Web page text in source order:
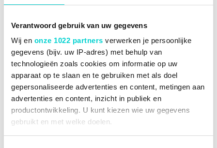
Verantwoord gebruik van uw gegevens
Wij en onze 1022 partners verwerken je persoonlijke
gegevens (bijv. uw IP-adres) met behulp van
technologieën zoals cookies om informatie op uw
apparaat op te slaan en te gebruiken met als doel
gepersonaliseerde advertenties en content, metingen aan
advertenties en content, inzicht in publiek en
productontwikkeling. U kunt kiezen wie uw gegevens
gebruikt en met welke doelen.
€ 4,80
€ 3,99
Op voorraad
Vandaag voor 16:00 besteld, binnen 2 werkdagen
(zaterdag) bij u geleverd.
BESTELLEN